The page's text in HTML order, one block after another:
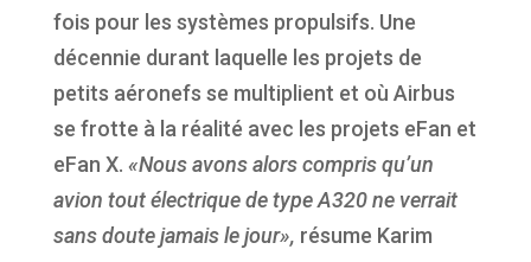
fois pour les systèmes propulsifs. Une
décennie durant laquelle les projets de
petits aéronefs se multiplient et où Airbus
se frotte à la réalité avec les projets eFan et
eFan X. «Nous avons alors compris qu’un
avion tout électrique de type A320 ne verrait
sans doute jamais le jour», résume Karim